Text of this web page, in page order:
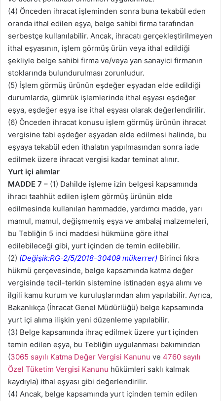
(4) Önceden ihracat işleminden sonra buna tekabül eden
oranda ithal edilen eşya, belge sahibi firma tarafından
serbestçe kullanılabilir. Ancak, ihracatı gerçekleştirilmeyen
ithal eşyasının, işlem görmüş ürün veya ithal edildiği
şekliyle belge sahibi firma ve/veya yan sanayici firmanın
stoklarında bulundurulması zorunludur.
(5) İşlem görmüş ürünün eşdeğer eşyadan elde edildiği
durumlarda, gümrük işlemlerinde ithal eşyası eşdeğer
eşya, eşdeğer eşya ise ithal eşyası olarak değerlendirilir.
(6) Önceden ihracat konusu işlem görmüş ürünün ihracat
vergisine tabi eşdeğer eşyadan elde edilmesi halinde, bu
eşyaya tekabül eden ithalatın yapılmasından sonra iade
edilmek üzere ihracat vergisi kadar teminat alınır.
Yurt içi alımlar
MADDE 7 – (1) Dahilde işleme izin belgesi kapsamında
ihracı taahhüt edilen işlem görmüş ürünün elde
edilmesinde kullanılan hammadde, yardımcı madde, yarı
mamul, mamul, değişmemiş eşya ve ambalaj malzemeleri,
bu Tebliğin 5 inci maddesi hükmüne göre ithal
edilebileceği gibi, yurt içinden de temin edilebilir.
(2) (Değişik:RG-2/5/2018-30409 mükerrer) Birinci fıkra
hükmü çerçevesinde, belge kapsamında katma değer
vergisinde tecil-terkin sistemine istinaden eşya alımı ve
ilgili kamu kurum ve kuruluşlarından alım yapılabilir. Ayrıca,
Bakanlıkça (İhracat Genel Müdürlüğü) belge kapsamında
yurt içi alıma ilişkin yeni düzenleme yapılabilir.
(3) Belge kapsamında ihraç edilmek üzere yurt içinden
temin edilen eşya, bu Tebliğin uygulanması bakımından
(3065 sayılı Katma Değer Vergisi Kanunu ve 4760 sayılı
Özel Tüketim Vergisi Kanunu hükümleri saklı kalmak
kaydıyla) ithal eşyası gibi değerlendirilir.
(4) Ancak, belge kapsamında yurt içinden temin edilen